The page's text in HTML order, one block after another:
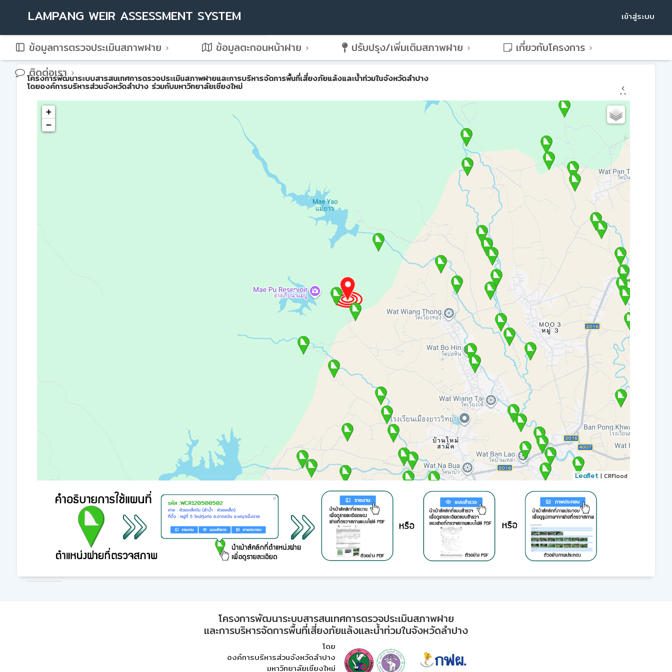
LAMPANG WEIR ASSESSMENT SYSTEM เข้าสู่ระบบ
ข้อมูลการตรวจประเมินสภาพฝาย ข้อมูลตะกอนหน้าฝาย ปรับปรุง/เพิ่มเติมสภาพฝาย
เกี่ยวกับโครงการ
ติดต่อเรา
โครงการพัฒนาระบบสารสนเทศการตรวจประเมินสภาพฝายและการบริหารจัดการพื้นที่เสี่ยงภัยแล้งและน้ำท่วมในจังหวัดลำปาง
โดยองค์การบริหารส่วนจังหวัดลำปาง ร่วมกับมหาวิทยาลัยเชียงใหม่
+
−
Leaflet | CRFlood
โครงการพัฒนาระบบสารสนเทศการตรวจประเมินสภาพฝาย
และการบริหารจัดการพื้นที่เสี่ยงภัยแล้งและน้ำท่วมในจังหวัดลำปาง
โดย
องค์การบริหารส่วนจังหวัดลำปาง
มหาวิทยาลัยเชียงใหม่